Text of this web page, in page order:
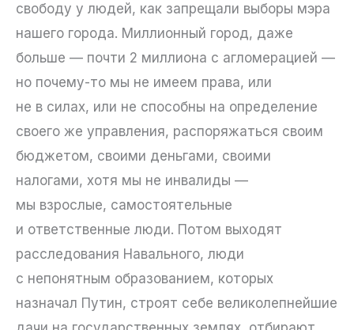
свободу у людей, как запрещали выборы мэра
нашего города. Миллионный город, даже
больше — почти 2 миллиона с агломерацией —
но почему-то мы не имеем права, или
не в силах, или не способны на определение
своего же управления, распоряжаться своим
бюджетом, своими деньгами, своими
налогами, хотя мы не инвалиды —
мы взрослые, самостоятельные
и ответственные люди. Потом выходят
расследования Навального, люди
с непонятным образованием, которых
назначал Путин, строят себе великолепнейшие